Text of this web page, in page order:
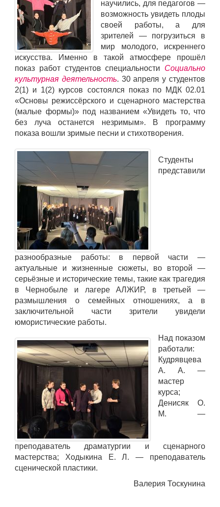
научились, для педагогов —
возможность увидеть плоды
своей работы, а для
зрителей — погрузиться в
мир молодого, искреннего
искусства. Именно в такой атмосфере прошёл
показ работ студентов специальности Социально
культурная деятельность. 30 апреля у студентов
2(1) и 1(2) курсов состоялся показ по МДК 02.01
«Основы режиссёрского и сценарного мастерства
(малые формы)» под названием «Увидеть то, что
без луча останется незримым». В программу
показа вошли зримые песни и стихотворения.
Студенты
представили
разнообразные работы: в первой части —
актуальные и жизненные сюжеты, во второй —
серьёзные и исторические темы, такие как трагедия
в Чернобыле и лагере АЛЖИР, в третьей —
размышления о семейных отношениях, а в
заключительной части зрители увидели
юмористические работы.
Над показом
работали:
Кудрявцева
А. А. —
мастер
курса;
Денисяк О.
М. —
преподаватель драматургии и сценарного
мастерства; Ходыкина Е. Л. — преподаватель
сценической пластики.
Валерия Тоскунина